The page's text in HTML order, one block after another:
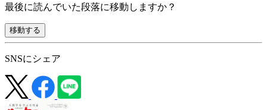
最後に読んでいた段落に移動しますか？
移動する
SNSにシェア